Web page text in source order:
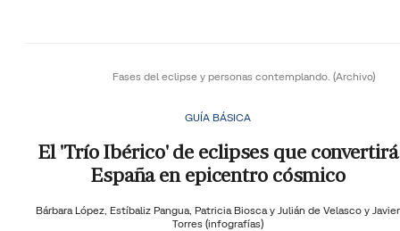
Fases del eclipse y personas contemplando. (Archivo)
GUÍA BÁSICA
El 'Trío Ibérico' de eclipses que convertirá
España en epicentro cósmico
Bárbara López, Estíbaliz Pangua, Patricia Biosca y Julián de Velasco y Javier
Torres (infografías)